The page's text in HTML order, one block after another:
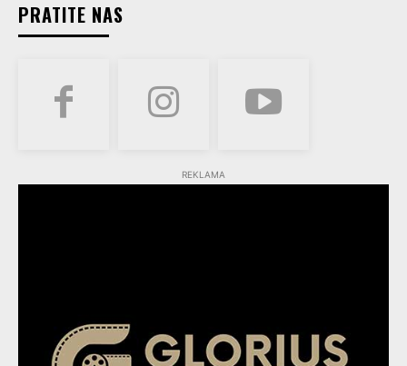
PRATITE NAS
REKLAMA